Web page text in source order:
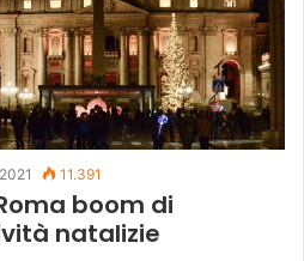
11.391
boom di
natalizie